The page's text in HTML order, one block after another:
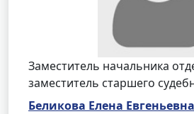
Заместитель начальника
заместитель старшего
Беликова Елена Евгеньевна